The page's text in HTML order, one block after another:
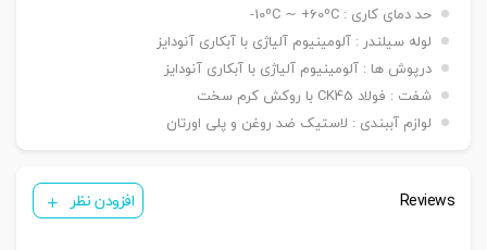
عقب CAB / بست لولایی سکودار عقب CAS
سنسور
( ø ۳۲ & ۴۰ mm ) KT05/PH1
( ø ۵۰ & ۱۰۰ mm ) KT09R
تعداد
سنسور
یک عدد ,دو عدد
تنظیم
حد دمای کاری : 10ºC ∼ +60ºC-
لوله سیلندر : آلومینیوم آلیاژی با آبکاری آنودایز
درپوش ها : آلومینیوم آلیاژی با آبکاری آنودایز
شفت : فولاد CK45 با روکش کرم سخت
لوازم آببندی : لاستیک ضد روغن و پلی اورتان
Reviews افزودن نظر